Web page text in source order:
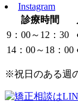
Instagram
診療時間
9：00～12：30
14：00～18：00
※祝日のある週